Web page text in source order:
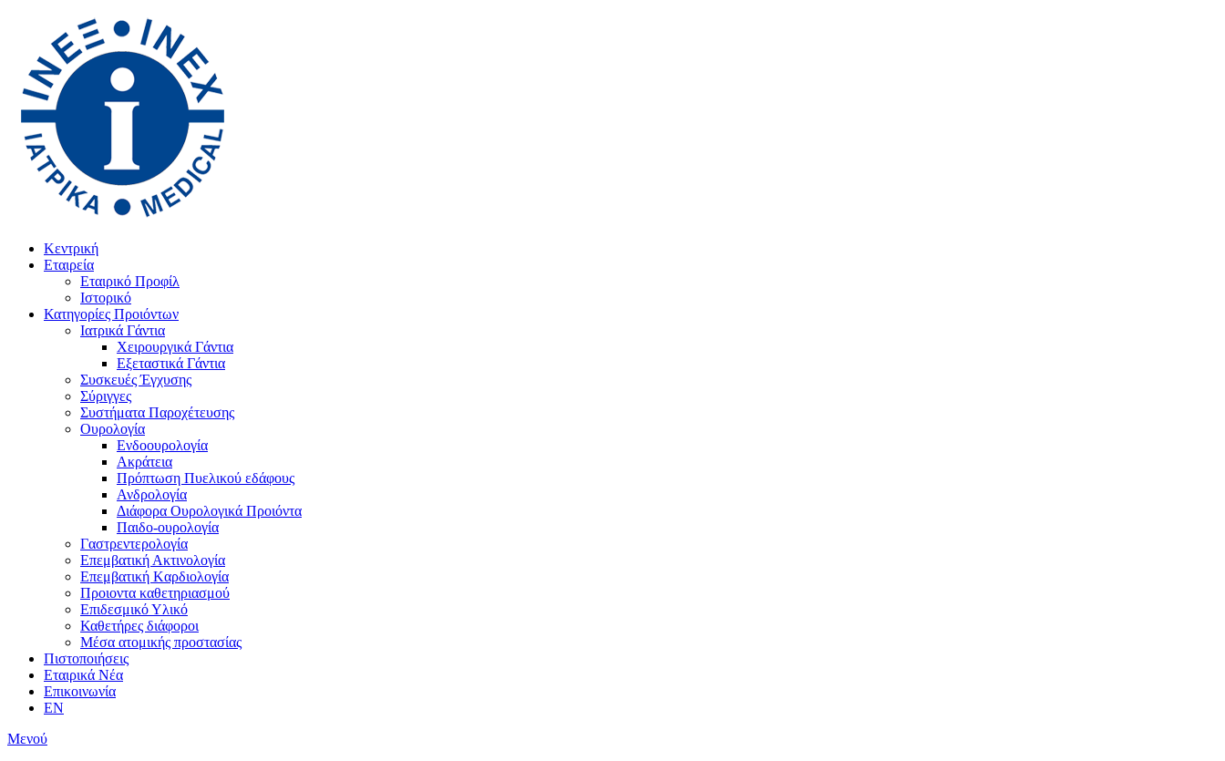
Κεντρική
Εταιρεία
Εταιρικό Προφίλ
Ιστορικό
Κατηγορίες Προιόντων
Ιατρικά Γάντια
Χειρουργικά Γάντια
Εξεταστικά Γάντια
Συσκευές Έγχυσης
Σύριγγες
Συστήματα Παροχέτευσης
Ουρολογία
Ενδοουρολογία
Ακράτεια
Πρόπτωση Πυελικού εδάφους
Ανδρολογία
Διάφορα Ουρολογικά Προιόντα
Παιδο-ουρολογία
Γαστρεντερολογία
Επεμβατική Ακτινολογία
Επεμβατική Kαρδιολογία
Προιοντα καθετηριασμού
Επιδεσμικό Υλικό
Καθετήρες διάφοροι
Μέσα ατομικής προστασίας
Πιστοποιήσεις
Εταιρικά Νέα
Επικοινωνία
EN
Μενού